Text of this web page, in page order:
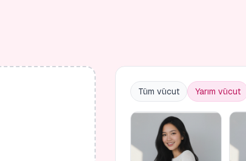
Tüm vücut Yarım vücut